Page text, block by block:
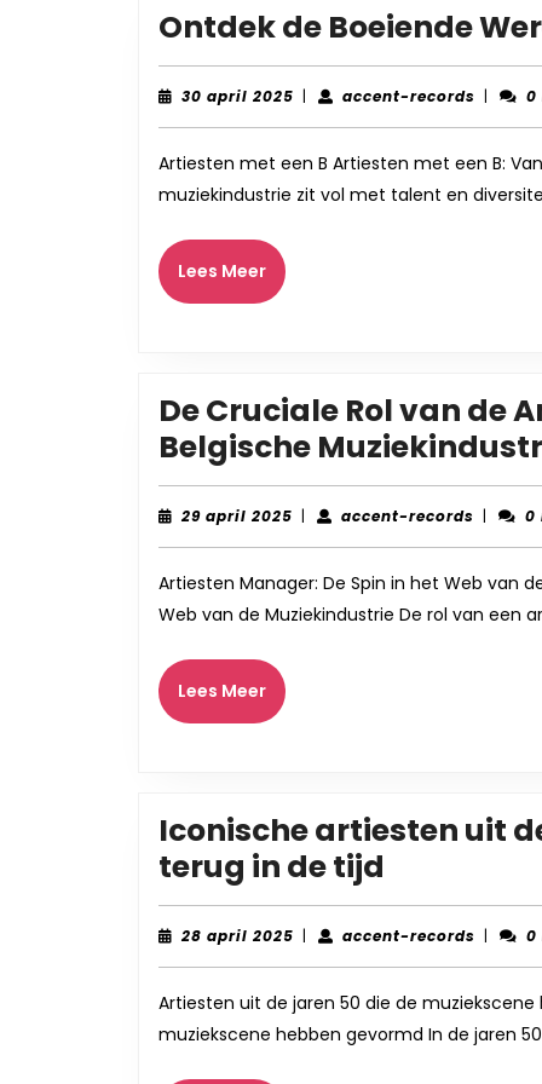
Ontdek de Boeiende
30 april 2025 30| accent-records accent-
| 0
Artiesten met een B Artiesten met een B:
muziekindustrie zit vol met talent en
Lees MeerLees
Meer
De Cruciale Rol van de
Belgische
29 april 2025 29| accent-records accent-
| 0
Artiesten Manager: De Spin in het Web van
Web van de Muziekindustrie De rol van een
Lees MeerLees
Meer
Iconische artiesten uit
terug in de tijd
artiesten
uit
de
jaren
50:
28 april 2025 28| accent-records accent-
| 0
Artiesten uit de jaren 50 die de
muziekscene hebben gevormd In de jaren